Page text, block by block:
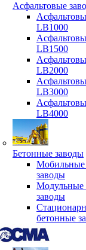
Асфальтовые
LB1000
LB1500
LB2000
LB3000
LB4000
Бетонные заводы
Мобильные
заводы
Модульные
заводы
бетонные